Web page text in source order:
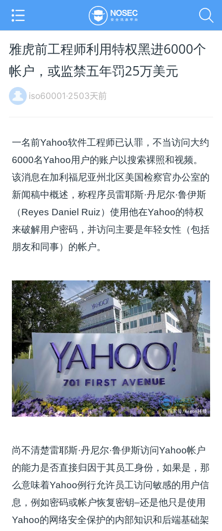
雅虎前工程师利用特权黑进6000个
帐户，或监禁五年罚25万美元
iso60001·2503天前
一名前Yahoo软件工程师已认罪，不当访问大约
6000名Yahoo用户的账户以搜索裸照和视频。
该消息在加利福尼亚州北区美国检察官办公室的
新闻稿中概述，称程序员雷耶斯·丹尼尔·鲁伊斯
（Reyes Daniel Ruiz）使用他在Yahoo的特权
来破解用户密码，并访问主要是年轻女性（包括
朋友和同事）的帐户。
尚不清楚雷耶斯·丹尼尔·鲁伊斯访问Yahoo帐户
的能力是否直接归因于其员工身份，如果是，那
么意味着Yahoo例行允许员工访问敏感的用户信
息，例如密码或帐户恢复密钥–还是他只是使用
Yahoo的网络安全保护的内部知识和后端基础架